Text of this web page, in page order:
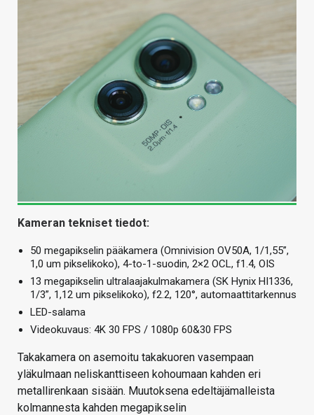
Kameran tekniset tiedot:
50 megapikselin pääkamera (Omnivision OV50A, 1/1,55”,
1,0 um pikselikoko), 4-to-1-suodin, 2×2 OCL, f1.4, OIS
13 megapikselin ultralaajakulmakamera (SK Hynix HI1336,
1/3”, 1,12 um pikselikoko), f2.2, 120°, automaattitarkennus
LED-salama
Videokuvaus: 4K 30 FPS / 1080p 60&30 FPS
Takakamera on asemoitu takakuoren vasempaan
yläkulmaan neliskanttiseen kohoumaan kahden eri
metallirenkaan sisään. Muutoksena edeltäjämalleista
kolmannesta kahden megapikselin